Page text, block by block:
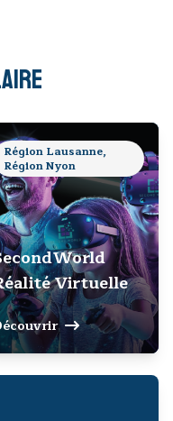
Région Lausanne,
Région Nyon
Virtuelle